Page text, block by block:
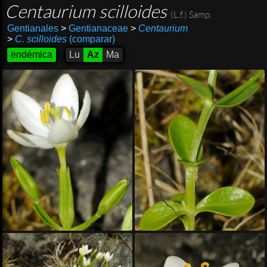
Centaurium scilloides (L.f.) Samp.
Gentianales >Gentianaceae > Centaurium
> C. scilloides(comparar)
endémica
Lu Az Ma